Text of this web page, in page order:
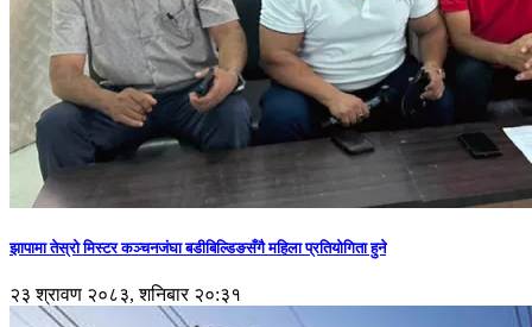
झापामा तेस्रो मिस्टर कञ्चनजंघा बडीबिल्डिङसँगै महिला प्रतियोगिता हुने
२३ श्रावण २०८३, शनिबार २०:३१